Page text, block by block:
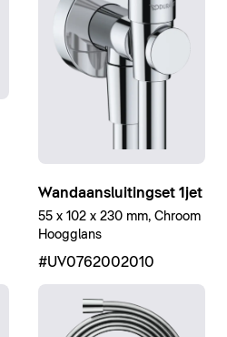
Wandaansluitingset 1jet
55 x 102 x 230 mm, Chroom
Hoogglans
#UV0762002010